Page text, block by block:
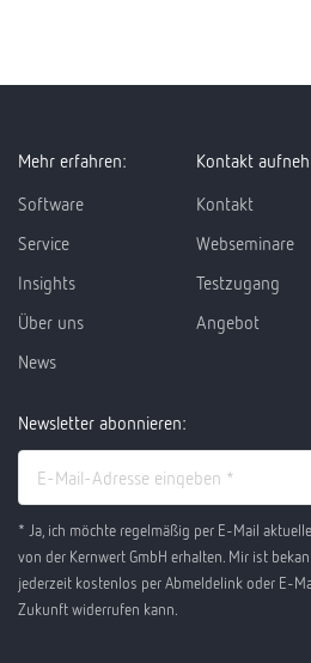
Mehr erfahren:
Software
Service
Insights
Über uns
News
Kontakt
Kontakt
Webseminare
Testzugang
Angebot
Newsletter abonnieren:
* Ja, ich möchte regelmäßig per E-Mail
von der Kernwert GmbH erhalten. Mir ist
jederzeit kostenlos per Abmeldelink oder E-
Zukunft widerrufen kann.